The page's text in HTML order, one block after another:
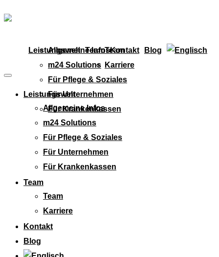
Leistungswelt
Allgemeine Infos
m24 Solutions
Für Pflege & Soziales
Für Unternehmen
Für Krankenkassen
TeamTeam
Karriere
Kontakt Blog
Leistungswelt
Allgemeine Infos
m24 Solutions
Für Pflege & Soziales
Für Unternehmen
Für Krankenkassen
Team
Team
Karriere
Kontakt
Blog